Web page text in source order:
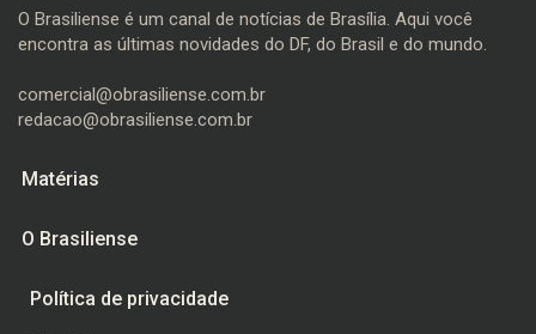
O Brasiliense é um canal de notícias de Brasília. Aqui você
encontra as últimas novidades do DF, do Brasil e do mundo.
comercial@obrasiliense.com.br
redacao@obrasiliense.com.br
Matérias
O Brasiliense
Política de privacidade